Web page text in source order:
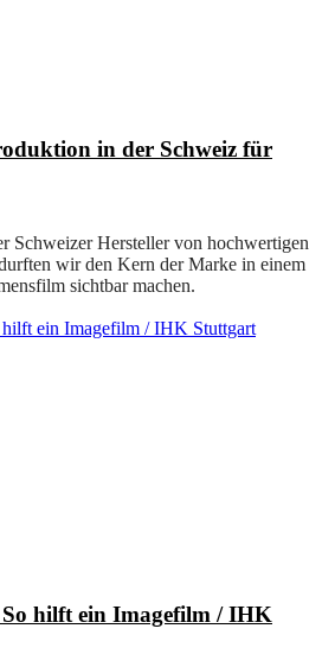
in der Schweiz für
Schweizer Hersteller von hochwertigen
wir den Kern der Marke in einem
sichtbar machen.
hilft ein Imagefilm / IHK